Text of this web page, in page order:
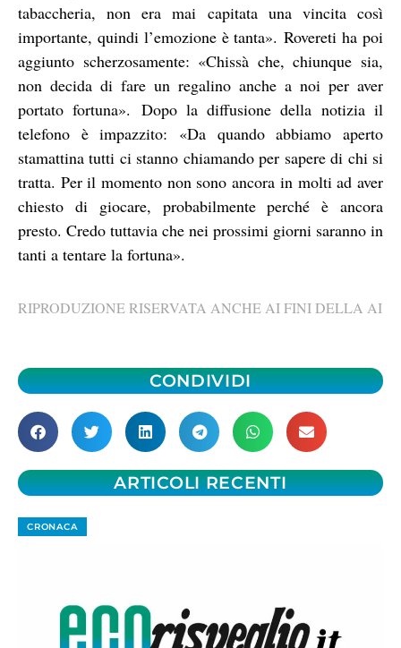
tabaccheria, non era mai capitata una vincita così
importante, quindi l’emozione è tanta». Rovereti ha poi
aggiunto scherzosamente: «Chissà che, chiunque sia,
non decida di fare un regalino anche a noi per aver
portato fortuna». Dopo la diffusione della notizia il
telefono è impazzito: «Da quando abbiamo aperto
stamattina tutti ci stanno chiamando per sapere di chi si
tratta. Per il momento non sono ancora in molti ad aver
chiesto di giocare, probabilmente perché è ancora
presto. Credo tuttavia che nei prossimi giorni saranno in
tanti a tentare la fortuna».
RIPRODUZIONE RISERVATA ANCHE AI FINI DELLA AI
CONDIVIDI
ARTICOLI RECENTI
CRONACA